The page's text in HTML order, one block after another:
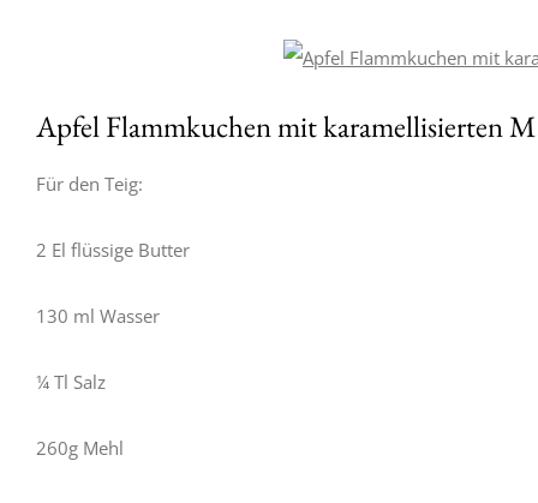
Apfel Flammkuchen mit karamellisierten
Für den Teig:
2 El flüssige Butter
130 ml Wasser
¼ Tl Salz
260g Mehl